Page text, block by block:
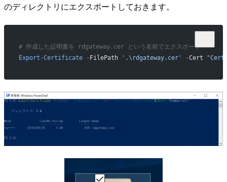
のディレクトリにエクスポートしておきます。
# 作成した証明書を rdgateway.cer という名前でエクスポート
Export-Certificate -FilePath '.\rdgateway.cer' -Cert